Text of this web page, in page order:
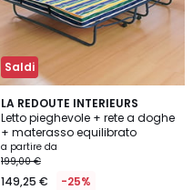
Saldi
LA REDOUTE INTERIEURS
Letto pieghevole + rete a doghe
+ materasso equilibrato
a partire da
199,00 €
149,25 € -25%
4,2
/ 5
2
Colori